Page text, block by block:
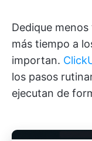
Dedique
más tiempo a
importan.
los pasos
ejecutan de